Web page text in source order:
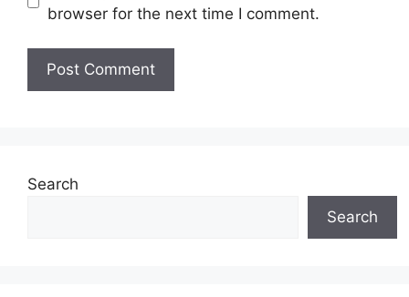
browser for the next time I comment.
Search
Search